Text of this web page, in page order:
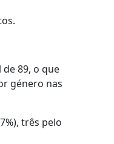
89, o que
género nas
três pelo